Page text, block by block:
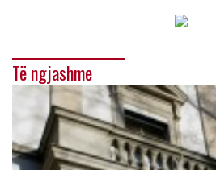
Të ngjashme